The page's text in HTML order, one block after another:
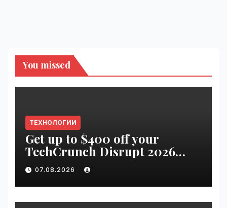
You missed
ТЕХНОЛОГИИ
Get up to $400 off your
TechCrunch Disrupt 2026
pass until tomorrow |
VseTime.ru
07.08.2026